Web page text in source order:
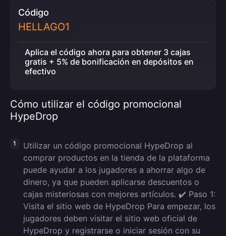
Código
HELLAGO1
Aplica el código ahora para obtener 3 cajas
gratis + 5% de bonificación en depósitos en
efectivo
Cómo utilizar el código promocional
HypeDrop
Utilizar un código promocional HypeDrop al
comprar productos en la tienda de la plataforma
puede ayudar a los jugadores a ahorrar algo de
dinero, ya que pueden aplicarse descuentos o
cajas misteriosas con mejores artículos. ✔️ Paso 1:
Visita el sitio web de HypeDrop Para empezar, los
jugadores deben visitar el sitio web oficial de
HypeDrop y registrarse o iniciar sesión con su